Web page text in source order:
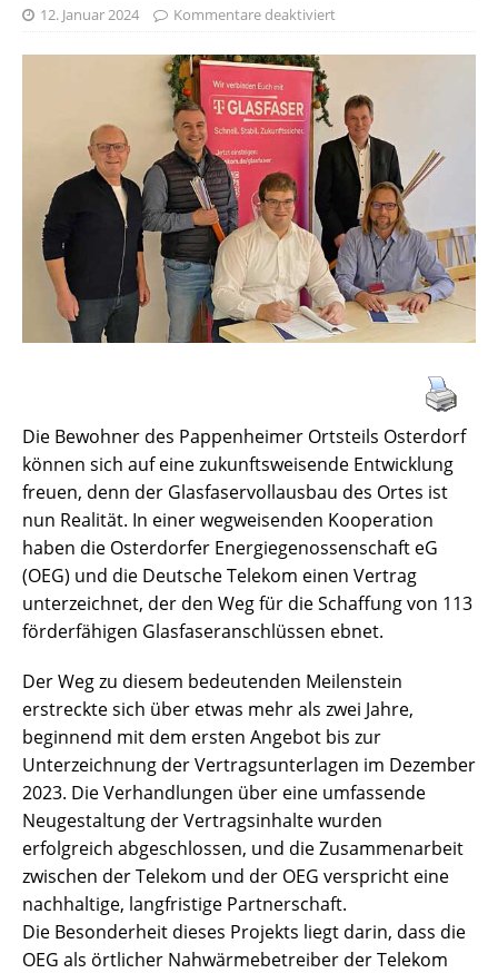
12. Januar 2024 Kommentare deaktiviert
Die Bewohner des Pappenheimer Ortsteils Osterdorf
können sich auf eine zukunftsweisende Entwicklung
freuen, denn der Glasfaservollausbau des Ortes ist
nun Realität. In einer wegweisenden Kooperation
haben die Osterdorfer Energiegenossenschaft eG
(OEG) und die Deutsche Telekom einen Vertrag
unterzeichnet, der den Weg für die Schaffung von 113
förderfähigen Glasfaseranschlüssen ebnet.
Der Weg zu diesem bedeutenden Meilenstein
erstreckte sich über etwas mehr als zwei Jahre,
beginnend mit dem ersten Angebot bis zur
Unterzeichnung der Vertragsunterlagen im Dezember
2023. Die Verhandlungen über eine umfassende
Neugestaltung der Vertragsinhalte wurden
erfolgreich abgeschlossen, und die Zusammenarbeit
zwischen der Telekom und der OEG verspricht eine
nachhaltige, langfristige Partnerschaft.
Die Besonderheit dieses Projekts liegt darin, dass die
OEG als örtlicher Nahwärmebetreiber der Telekom